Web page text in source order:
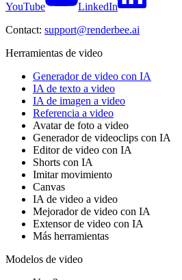
YouTube
LinkedIn
Contact: support@renderbee.ai
Herramientas de video
Generador de video con IA
IA de texto a video
IA de imagen a video
Referencia a video
Avatar de foto a video
Generador de videoclips con IA
Editor de video con IA
Shorts con IA
Imitar movimiento
Canvas
IA de video a video
Mejorador de video con IA
Extensor de video con IA
Más herramientas
Modelos de video